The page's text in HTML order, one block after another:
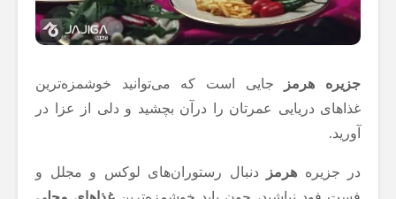
جزیره هرمز
جایی است که می‌توانید خوشمزه‌ترین
غذاهای دریایی عمرتان را درآن بچشید و دلی از عزا در
آورید.
در جزیره هرمز
دنبال رستوران‌های لوکس و مجلل و